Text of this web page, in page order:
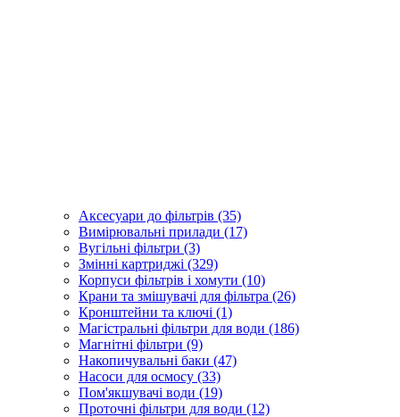
Аксесуари до фільтрів (35)
Вимірювальні прилади (17)
Вугільні фільтри (3)
Змінні картриджі (329)
Корпуси фільтрів і хомути (10)
Крани та змішувачі для фільтра (26)
Кронштейни та ключі (1)
Магістральні фільтри для води (186)
Магнітні фільтри (9)
Накопичувальні баки (47)
Насоси для осмосу (33)
Пом'якшувачі води (19)
Проточні фільтри для води (12)